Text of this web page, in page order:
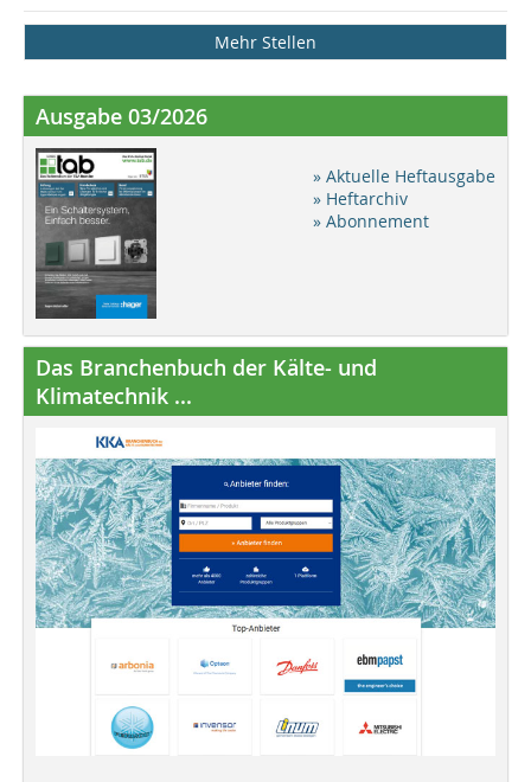
Mehr Stellen
Ausgabe 03/2026
» Aktuelle Heftausgabe
» Heftarchiv
» Abonnement
Das Branchenbuch der Kälte- und
Klimatechnik ...